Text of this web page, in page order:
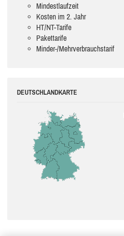
Mindestlaufzeit
Kosten im 2. Jahr
HT/NT-Tarife
Pakettarife
Minder-/Mehrverbrauchstarif
DEUTSCHLANDKARTE